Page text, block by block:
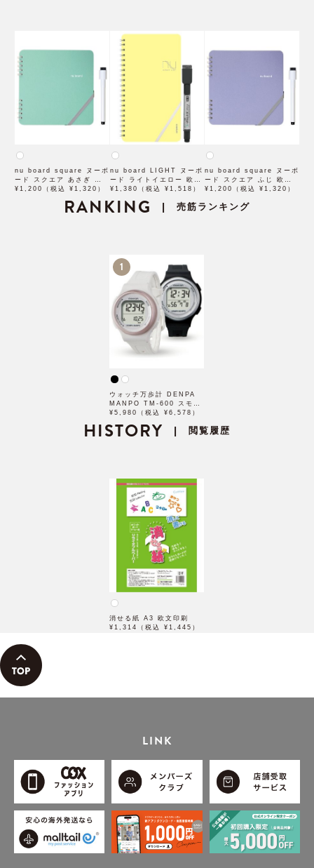
nu board square ヌーボ
ード スクエア あさぎ 欧
文印刷
¥1,200（税込 ¥1,320）
nu board LIGHT ヌーボ
ード ライトイエロー 欧文
印刷
¥1,380（税込 ¥1,518）
nu board square ヌーボ
ード スクエア ふじ 欧文
印刷
¥1,200（税込 ¥1,320）
RANKING | 売筋ランキング
1
ウォッチ万歩計 DENPA
MANPO TM-600 スモー
ルモデル
¥5,980（税込 ¥6,578）
HISTORY | 閲覧履歴
消せる紙 A3 欧文印刷
¥1,314（税込 ¥1,445）
LINK